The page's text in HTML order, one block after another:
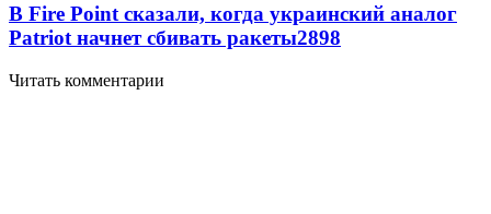
В Fire Point сказали, когда украинский аналог
Patriot начнет сбивать ракеты2898
Читать комментарии